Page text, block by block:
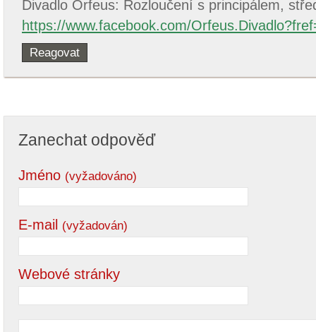
Divadlo Orfeus: Rozloučení s principálem,
https://www.facebook.com/
Reagovat
Zanechat odpověď
Jméno (vyžadováno)
E-mail (vyžadován)
Webové stránky